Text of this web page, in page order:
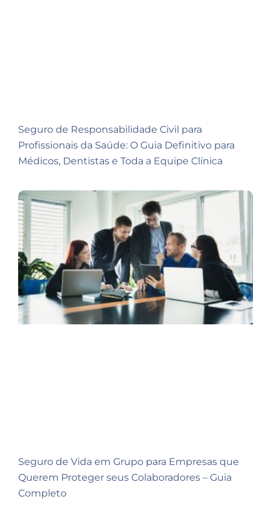
Seguro de Responsabilidade Civil para
Profissionais da Saúde: O Guia Definitivo para
Médicos, Dentistas e Toda a Equipe Clínica
Seguro de Vida em Grupo para Empresas que
Querem Proteger seus Colaboradores – Guia
Completo